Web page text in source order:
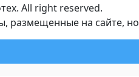
All right reserved.
на сайте,